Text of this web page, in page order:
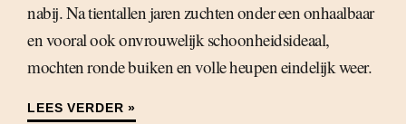
nabij. Na tientallen jaren zuchten onder een onhaalbaar
en vooral ook onvrouwelijk schoonheidsideaal,
mochten ronde buiken en volle heupen eindelijk weer.
LEES VERDER »